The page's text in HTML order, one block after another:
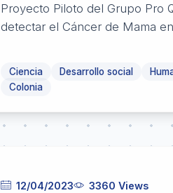
Proyecto Piloto del Grupo Pro Qualitas.
detectar el Cáncer de Mama
Ciencia Desarrollo social
Colonia
12/04/2023 3360 Views